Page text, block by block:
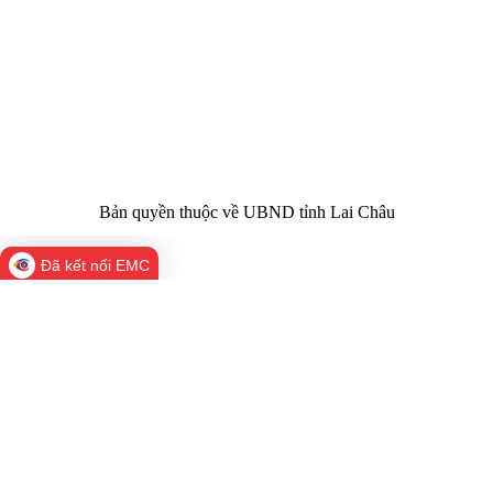
Bản quyền thuộc về UBND tỉnh Lai Châu
Đã kết nối EMC